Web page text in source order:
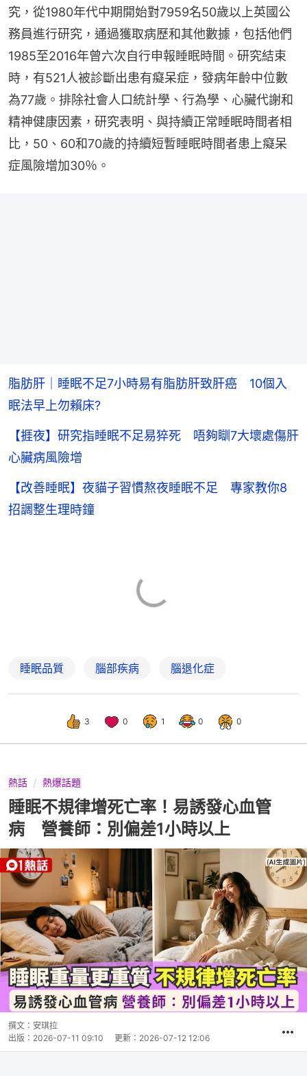
究，從1980年代中期開始對7959名50歲以上英國公
務員進行研究，通過獲取病歷和其他數據，包括他們
1985至2016年曾六次自行申報睡眠時間。研究結束
時，有521人被診斷出患有癡呆症，發病年齡中位數
為77歲。排除社會人口統計學、行為學、心臟代謝和
精神健康因素，研究表明、與持續正常睡眠時間者相
比，50、60和70歲的持續短暫睡眠時間者患上癡呆
症風險增加30％。
脂肪肝｜睡眠不足7小時易有脂肪肝致肝癌 10個入
眠法早上勿賴床?
【捱夜】研究指睡眠不足易猝死 唔夠瞓7大壞處傷肝
心臟病風險增
【改善睡眠】夜貓子習慣熬夜睡眠不足 專家教你8
招調整生理時鐘
睡眠品質 腦部疾病 腦退化症
3 0 1 0 0
熱話 熱爆話題
睡眠不規律增死亡率！易誘發心血管
病 營養師：別偏差1小時以上
撰文： 安琪拉
出版： 2026-07-11 09:10 更新： 2026-07-12 12:06